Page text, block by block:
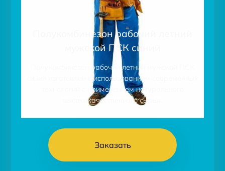
Полукомбинезон рабочий летний
мужской ПСК синий
Полукомбинезон рабочий летний мужской ПСК
синий изготовлен с использованием современных
технологий с применением натурального
высококачественного сырья.
Заказать